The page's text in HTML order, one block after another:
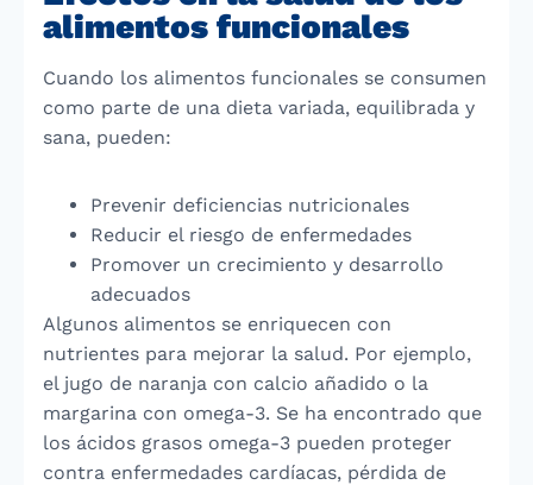
alimentos funcionales
Cuando los alimentos funcionales se consumen
como parte de una dieta variada, equilibrada y
sana, pueden:
Prevenir deficiencias nutricionales
Reducir el riesgo de enfermedades
Promover un crecimiento y desarrollo
adecuados
Algunos alimentos se enriquecen con
nutrientes para mejorar la salud. Por ejemplo,
el jugo de naranja con calcio añadido o la
margarina con omega-3. Se ha encontrado que
los ácidos grasos omega-3 pueden proteger
contra enfermedades cardíacas, pérdida de